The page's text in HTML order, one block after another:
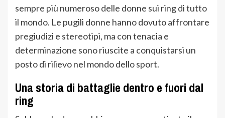
sempre più numeroso delle donne sui ring di tutto
il mondo. Le pugili donne hanno dovuto affrontare
pregiudizi e stereotipi, ma con tenacia e
determinazione sono riuscite a conquistarsi un
posto di rilievo nel mondo dello sport.
Una storia di battaglie dentro e fuori dal
ring